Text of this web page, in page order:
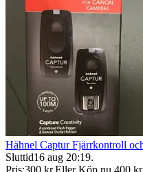
Hähnel Captur Fjärrkontroll
Sluttid16 aug 20:19.
Pris:300 kr,Eller Köp nu 400 kr,